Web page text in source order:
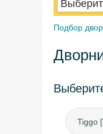
Подбор
Tiggo